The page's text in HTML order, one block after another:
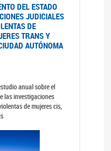
DEL ESTADO
JUDICIALES
DE
TRANS Y
AUTÓNOMA
anual sobre el
las investigaciones
de mujeres cis,